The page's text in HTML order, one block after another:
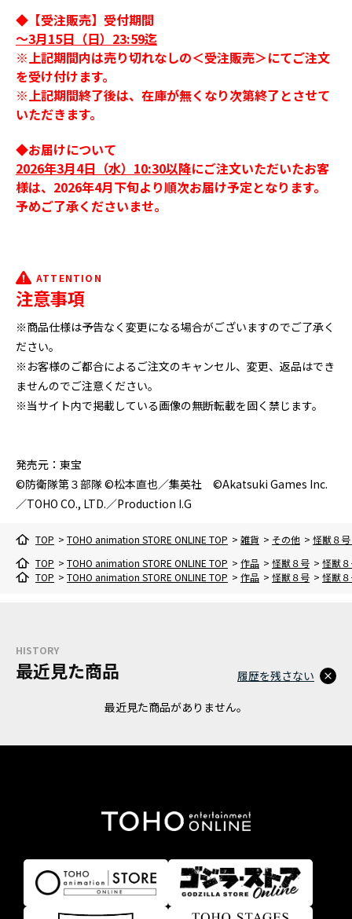
◆【受注販売】受付期間
～3月15日（日）23:59迄
※上記期間内は売り切れなしの＜受注販売＞にてご注文
を受け付けます。
※上記期間終了後は、在庫が無くなり次第終了とさせて
いただきます。
◆お届けについて
2026年3月4日（水）10:30以降にご注文いただいたお客
様は、2026年4月下旬より順次お届け予定となります。
予めご了承くださいませ。
ATTENTION
注意事項
※商品仕様は予告なく変更になる場合がございますのでご了承く
ださい。
※お客様のご都合によるご注文のキャンセル、変更、返品はでき
ませんのでご注意ください。
※当サイト内で掲載している画像の無断転載を固く禁じます。
発売元：東宝
©防衛隊第３部隊 ©松本直也／集英社 ©Akatsuki Games Inc.
／TOHO CO., LTD.／Production I.G
TOP > TOHO animation STORE ONLINE TOP > 雑貨 > その他 > 怪獣８
TOP > TOHO animation STORE ONLINE TOP > 作品 > 怪獣８号 > 怪獣
TOP > TOHO animation STORE ONLINE TOP > 作品 > 怪獣８号 > 怪獣
HISTORY
最近見た商品
最近見た商品がありません。
履歴を残さない